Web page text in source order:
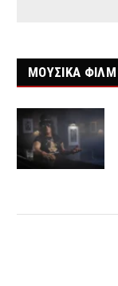
ΜΟΥΣΙΚΑ ΦΙΛΜ